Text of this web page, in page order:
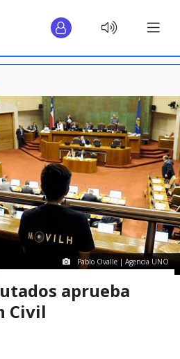
Pablo Ovalle | Agencia UNO
aprueba
Civil